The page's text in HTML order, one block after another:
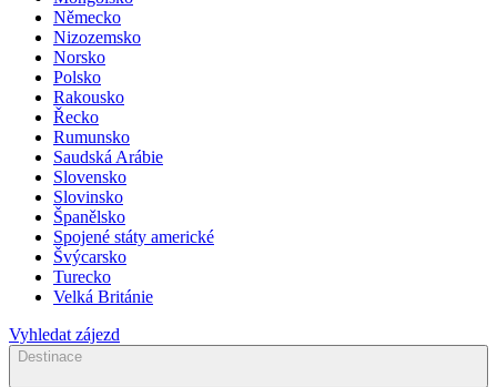
Německo
Nizozemsko
Norsko
Polsko
Rakousko
Řecko
Rumunsko
Saudská Arábie
Slovensko
Slovinsko
Španělsko
Spojené státy americké
Švýcarsko
Turecko
Velká Británie
Vyhledat zájezd
Destinace